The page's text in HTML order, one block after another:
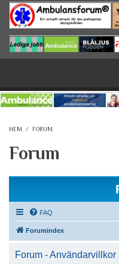
Hoppa till huvudinnehåll
HEM / FORUM
Forum